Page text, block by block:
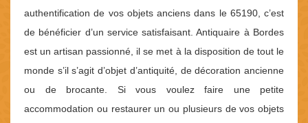
authentification de vos objets anciens dans le 65190, c’est
de bénéficier d’un service satisfaisant. Antiquaire à Bordes
est un artisan passionné, il se met à la disposition de tout le
monde s’il s’agit d’objet d’antiquité, de décoration ancienne
ou de brocante. Si vous voulez faire une petite
accommodation ou restaurer un ou plusieurs de vos objets